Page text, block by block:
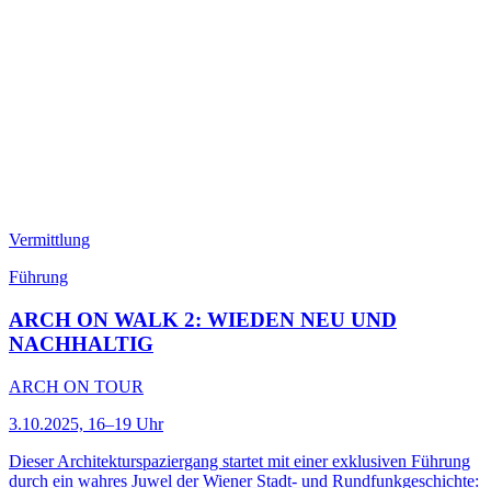
Vermittlung
Führung
ARCH ON WALK 2: WIEDEN NEU UND
NACHHALTIG
ARCH ON TOUR
3.10.2025, 16–19 Uhr
Dieser Architekturspaziergang startet mit einer exklusiven Führung
durch ein wahres Juwel der Wiener Stadt- und Rundfunkgeschichte: